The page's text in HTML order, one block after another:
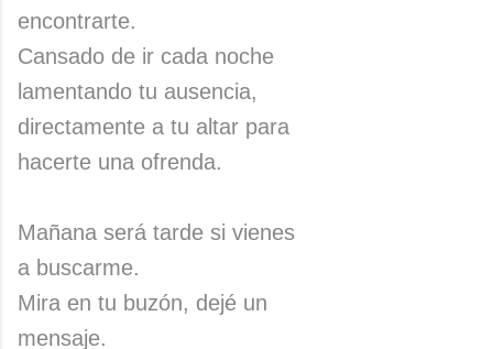
encontrarte.
Cansado de ir cada noche
lamentando tu ausencia,
directamente a tu altar para
hacerte una ofrenda.
Mañana será tarde si vienes
a buscarme.
Mira en tu buzón, dejé un
mensaje.